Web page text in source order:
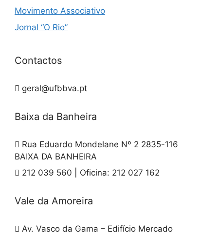
Movimento Associativo
Jornal “O Rio”
Contactos
geral@ufbbva.pt
Baixa da Banheira
Rua Eduardo Mondelane Nº 2 2835-116
BAIXA DA BANHEIRA
212 039 560 | Oficina: 212 027 162
Vale da Amoreira
Av. Vasco da Gama – Edifício Mercado